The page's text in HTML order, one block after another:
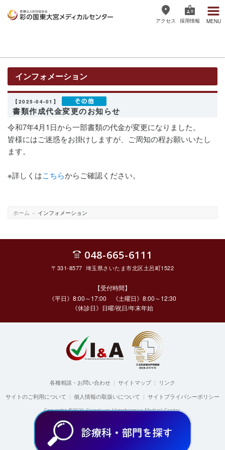
メディカルセンター
アクセス 採用情報 MENU
インフォメーション
【2025-04-01】
書類作成代金変更のお知らせ
令和7年4月1日から一部書類の代金が変更になりました。
皆様にはご迷惑をお掛けしますが、ご周知の程お願いいたし
ます。
※詳しくはこちらからご確認ください。
ホーム » インフォメーション
048-665-6111
〒331-8577 埼玉県さいたま市北区土呂町1522
【受付時間】
《平日》8:00～17:00 《土曜日》8:00～12:30
《休診日》日曜/祝日/年末年始
各種相談・お問い合わせ | サイトマップ| リンク
サイトのご利用について | 個人情報の取扱いについて | サイトプライバシーポリシー
Copyright ©2026 Sainokuni Higashiomiya Medical Center.